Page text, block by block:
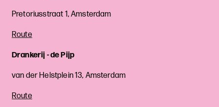
Pretoriusstraat 1, Amsterdam
Route
Drankerij - de Pijp
van der Helstplein 13, Amsterdam
Route